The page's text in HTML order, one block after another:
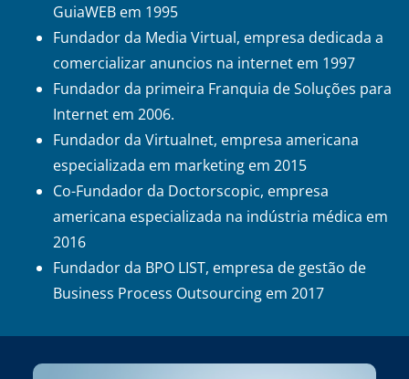
GuiaWEB em 1995
Fundador da Media Virtual, empresa dedicada a
comercializar anuncios na internet em 1997
Fundador da primeira Franquia de Soluções para
Internet em 2006.
Fundador da Virtualnet, empresa americana
especializada em marketing em 2015
Co-Fundador da Doctorscopic, empresa
americana especializada na indústria médica em
2016
Fundador da BPO LIST, empresa de gestão de
Business Process Outsourcing em 2017